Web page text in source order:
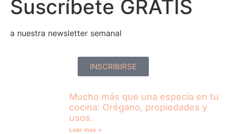
Suscríbete GRATIS
a nuestra newsletter semanal
INSCRIBIRSE
Mucho más que una especia en tu
cocina: Orégano, propiedades y
usos.
Leer más »